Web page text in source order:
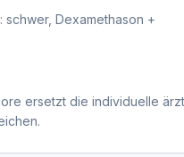
schwer, Dexamethason +
ersetzt die individuelle